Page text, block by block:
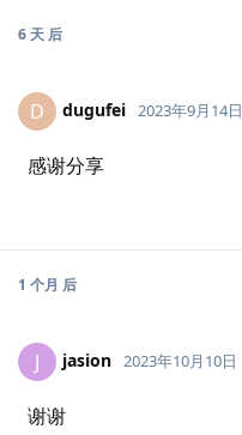
6 天 后
D dugufei 2023年9月14日
感谢分享
1 个月 后
J jasion 2023年10月10日
谢谢